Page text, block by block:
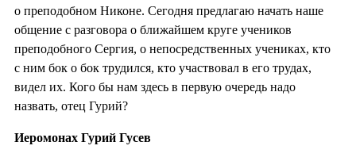
о преподобном Никоне. Сегодня предлагаю начать наше
общение с разговора о ближайшем круге учеников
преподобного Сергия, о непосредственных учениках, кто
с ним бок о бок трудился, кто участвовал в его трудах,
видел их. Кого бы нам здесь в первую очередь надо
назвать, отец Гурий?
Иеромонах Гурий Гусев